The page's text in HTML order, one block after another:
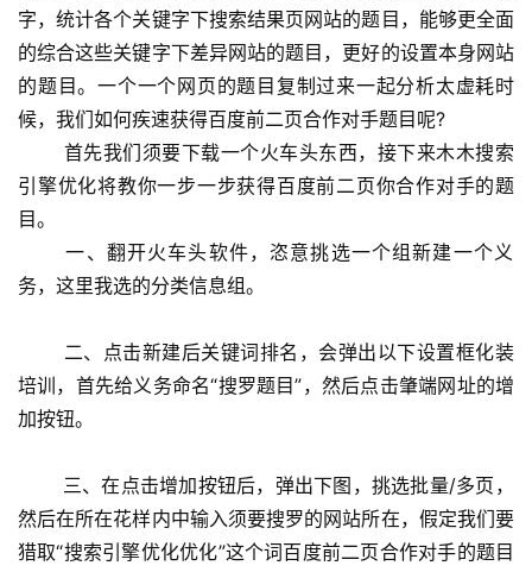
字，统计各个关键字下搜索结果页网站的题目，能够更全面
的综合这些关键字下差异网站的题目，更好的设置本身网站
的题目。一个一个网页的题目复制过来一起分析太虚耗时
候，我们如何疾速获得百度前二页合作对手题目呢?
引擎优化将教你一步一步获得百度前二页你合作对手的题
目。
务，这里我选的分类信息组。
培训，首先给义务命名“搜罗题目”，然后点击肇端网址的增
加按钮。
然后在所在花样内中输入须要搜罗的网站所在，假定我们要
猎取“搜索引擎优化优化”这个词百度前二页合作对手的题目